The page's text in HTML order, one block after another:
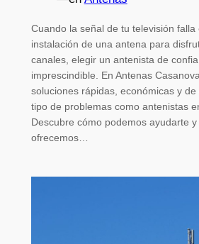
Cuando la señal de tu televisión falla
instalación de una antena para
canales, elegir un antenista de
imprescindible. En Antenas
soluciones rápidas, económicas y
tipo de problemas como antenistas
Descubre cómo podemos ayudarte
ofrecemos…